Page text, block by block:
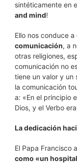
sintéticamente en
and mind!
Ello nos conduce
comunicación, a
otras religiones,
comunicación no
tiene un valor y un
la comunicación
a: «En el principio
Dios, y el Verbo
La dedicación
El Papa Francisco
como «un